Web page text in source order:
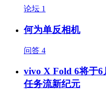
论坛 1
何为单反相机
问答 4
vivo X Fold 6将于
任务流新纪元